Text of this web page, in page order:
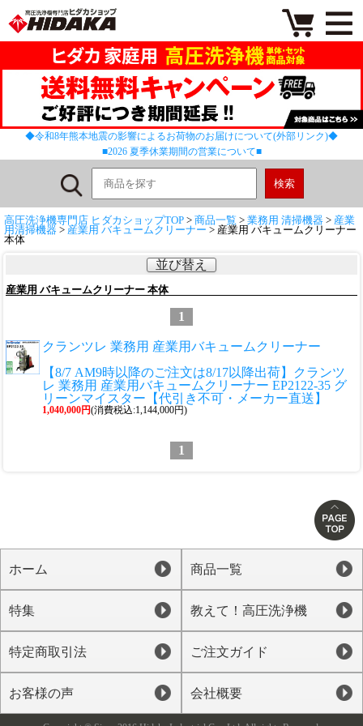
◆令和8年熊本地震の影響によるお荷物のお届けについて(外部リンク)◆
■2026 夏季休業期間の営業について■
高圧洗浄機専門店 ヒダカショップTOP > 商品一覧 > 業務用 清掃機器 > 産業
用清掃機器 > 産業用 バキュームクリーナー > 産業用 バキュームクリーナー
本体
並び替え
産業用 バキュームクリーナー 本体
1
クランツレ 業務用 産業用バキュームクリーナー
【8/7 AM9時以降のご注文は8/17以降出荷】クランツ
レ 業務用 産業用バキュームクリーナー EP2122-35 グ
リーンマイスター【代引き不可・メーカー直送】
1,040,000円(消費税込:1,144,000円)
1
ホーム 商品一覧
特集 教えて！高圧洗浄機
特定商取引法 ご注文ガイド
お客様の声 会社概要